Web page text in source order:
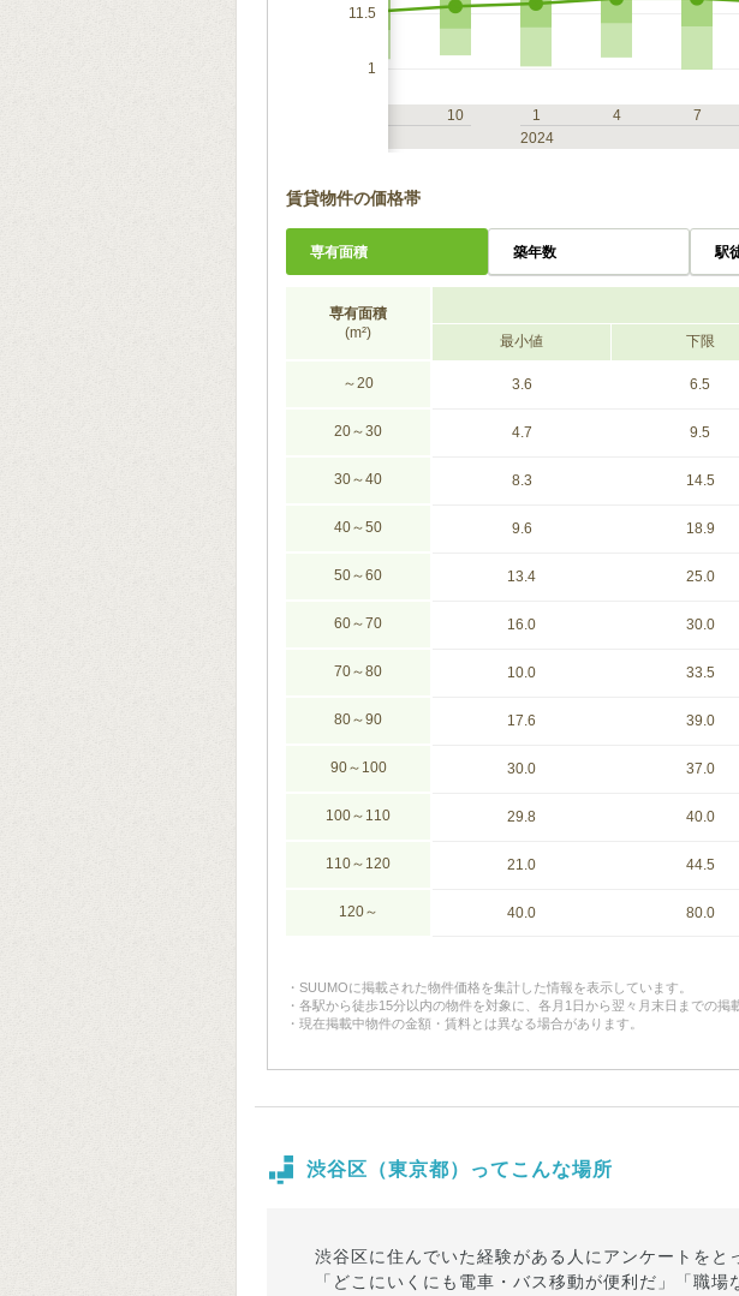
11.5
1
10
1 4 7
2024
賃貸物件の価格帯
専有面積 築年数 駅
専有面積
(m²)
最小値 下限
～20 3.6 6.5
20～30 4.7 9.5
30～40 8.3 14.5
40～50 9.6 18.9
50～60 13.4 25.0
60～70 16.0 30.0
70～80 10.0 33.5
80～90 17.6 39.0
90～100 30.0 37.0
100～110 29.8 40.0
110～120 21.0 44.5
120～ 40.0 80.0
SUUMOに掲載された物件価格を集計した情報を表示しています。
各駅から徒歩15分以内の物件を対象に、各月1日から翌々月末日までの掲
現在掲載中物件の金額・賃料とは異なる場合があります。
渋谷区（東京都）ってこんな場所
渋谷区に住んでいた経験がある人にアンケートを
「どこにいくにも電車・バス移動が便利だ」「職